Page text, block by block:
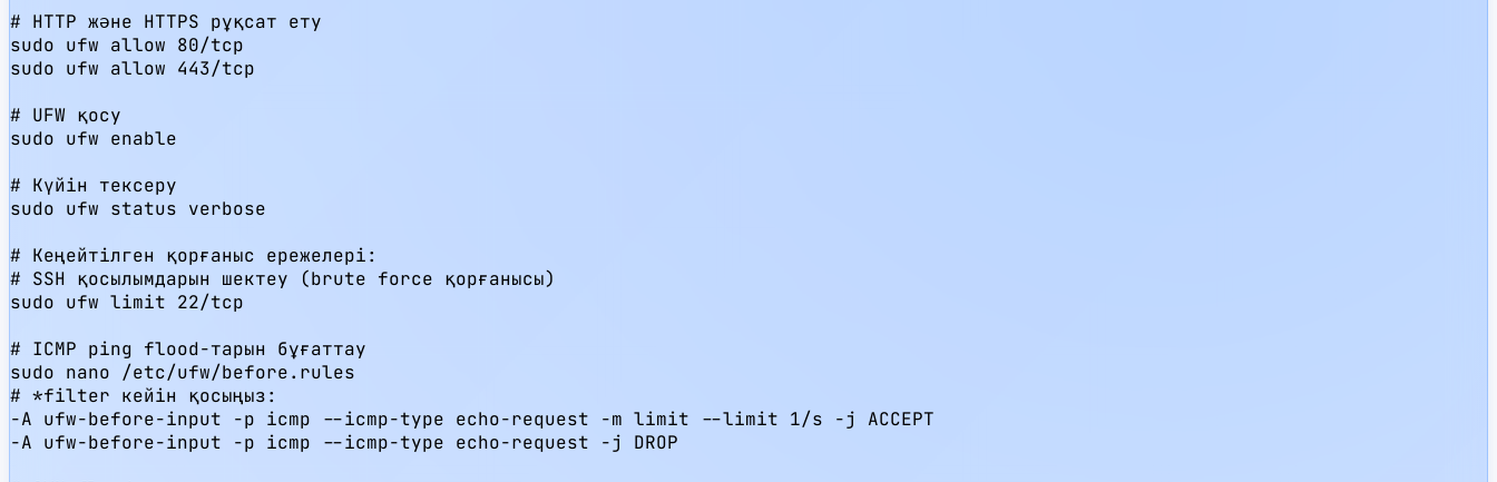
# HTTP және HTTPS рұқсат ету
sudo ufw allow 80/tcp
sudo ufw allow 443/tcp
# UFW қосу
sudo ufw enable
# Күйін тексеру
sudo ufw status verbose
# Кеңейтілген қорғаныс ережелері:
# SSH қосылымдарын шектеу (brute force қорғанысы)
sudo ufw limit 22/tcp
# ICMP ping flood-тарын бұғаттау
sudo nano /etc/ufw/before.rules
# *filter кейін қосыңыз:
-A ufw-before-input -p icmp --icmp-type echo-request -m limit --limit 1/s -j ACCEPT
-A ufw-before-input -p icmp --icmp-type echo-request -j DROP